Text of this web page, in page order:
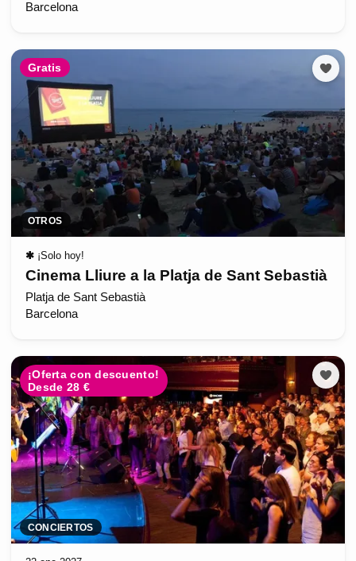
Barcelona
Gratis
OTROS
✱ ¡Solo hoy!
Cinema Lliure a la Platja de Sant Sebastià
Platja de Sant Sebastià
Barcelona
¡Oferta con descuento!
Desde 28 €
CONCIERTOS